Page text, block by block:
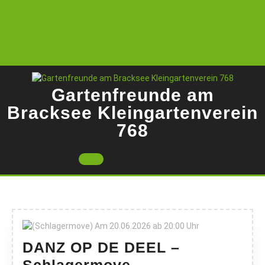
Gartenfreunde am
Bracksee Kleingartenverein
768
Open
DANZ OP DE DEEL –